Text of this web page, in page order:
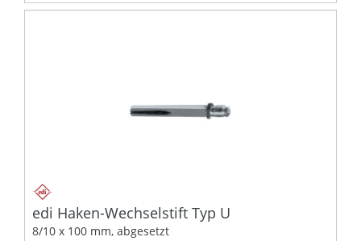
edi Haken-Wechselstift Typ U
8/10 x 100 mm, abgesetzt